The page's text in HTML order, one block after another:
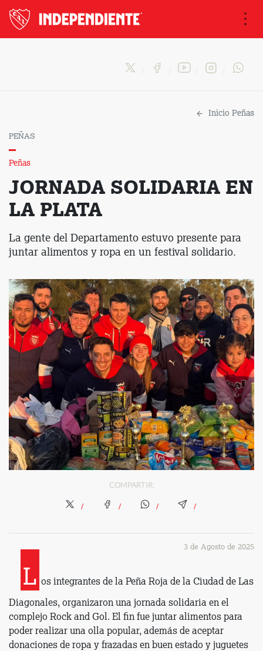
Inicio Peñas
PEÑAS
Peñas
JORNADA SOLIDARIA EN
LA PLATA
La gente del Departamento estuvo presente para
juntar alimentos y ropa en un festival solidario.
COMPARTIR:
3 de Agosto de 2025
L os integrantes de la Peña Roja de la Ciudad de Las
Diagonales, organizaron una jornada solidaria en el
complejo Rock and Gol. El fin fue juntar alimentos para
poder realizar una olla popular, además de aceptar
donaciones de ropa y frazadas en buen estado y juguetes